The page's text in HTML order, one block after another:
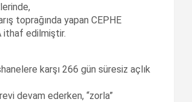
toprağında yapan CEPHE
ithaf edilmiştir.
karşı 266 gün süresiz açlık
devam ederken, “zorla”